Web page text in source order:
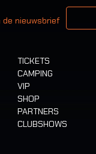
de nieuwsbrief
Uw email adres
TICKETS
CAMPING
VIP
SHOP
PARTNERS
CLUBSHOWS